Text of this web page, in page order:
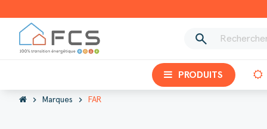
search
PRODUITS
chevron_right Marques chevron_right FAR